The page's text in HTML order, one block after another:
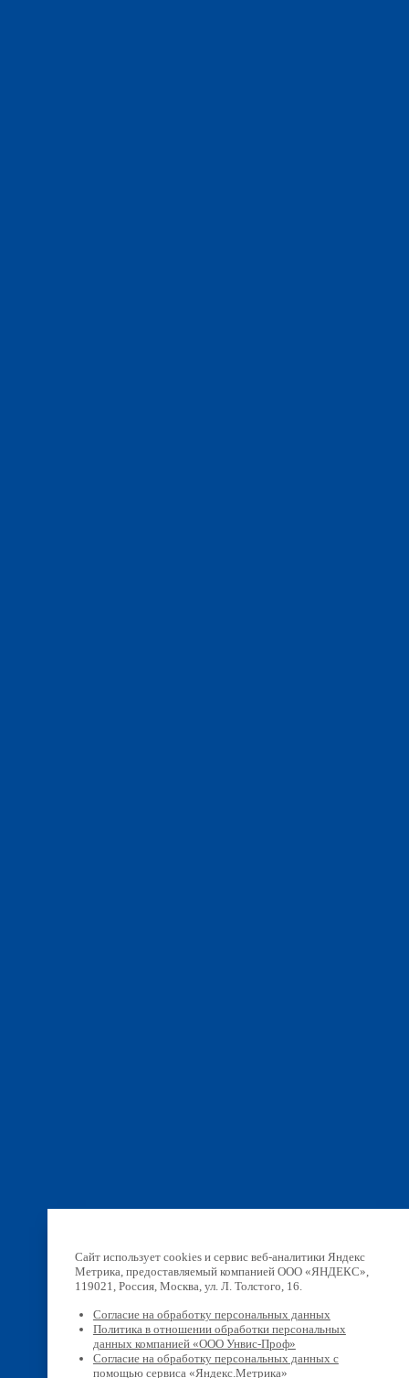
Сайт использует cookies и сервис веб-аналитики Яндекс
Метрика, предоставляемый компанией ООО «ЯНДЕКС»,
119021, Россия, Москва, ул. Л. Толстого, 16.
Согласие на обработку персональных данных
Политика в отношении обработки персональных
данных компанией «ООО Унвис-Проф»
Согласие на обработку персональных данных с
помощью сервиса «Яндекс.Метрика»